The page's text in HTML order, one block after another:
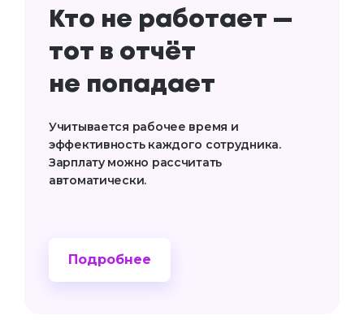
Кто не работает —
тот в отчёт
не попадает
Учитывается рабочее время и
эффективность каждого сотрудника.
Зарплату можно рассчитать
автоматически.
Подробнее